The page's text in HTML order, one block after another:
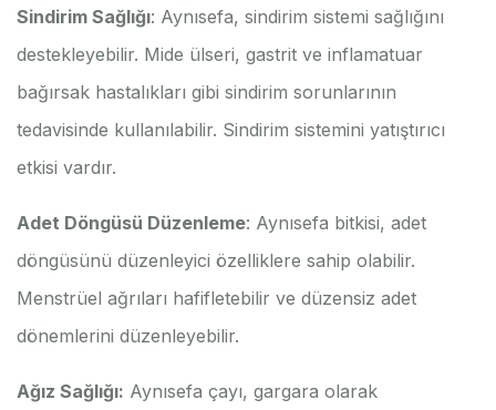
Sindirim Sağlığı: Aynısefa, sindirim sistemi sağlığını
destekleyebilir. Mide ülseri, gastrit ve inflamatuar
bağırsak hastalıkları gibi sindirim sorunlarının
tedavisinde kullanılabilir. Sindirim sistemini yatıştırıcı
etkisi vardır.
Adet Döngüsü Düzenleme: Aynısefa bitkisi, adet
döngüsünü düzenleyici özelliklere sahip olabilir.
Menstrüel ağrıları hafifletebilir ve düzensiz adet
dönemlerini düzenleyebilir.
Ağız Sağlığı: Aynısefa çayı, gargara olarak